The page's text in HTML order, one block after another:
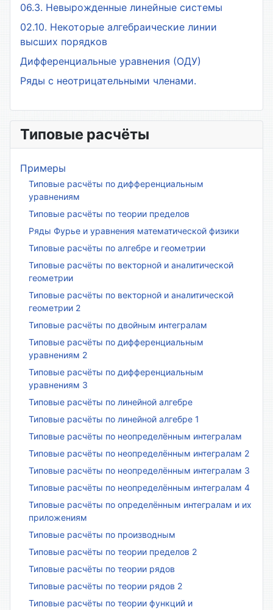
06.3. Невырожденные линейные системы
02.10. Некоторые алгебраические линии
высших порядков
Дифференциальные уравнения (ОДУ)
Ряды с неотрицательными членами.
Типовые расчёты
Примеры
Типовые расчёты по дифференциальным
уравнениям
Типовые расчёты по теории пределов
Ряды Фурье и уравнения математической физики
Типовые расчёты по алгебре и геометрии
Типовые расчёты по векторной и аналитической
геометрии
Типовые расчёты по векторной и аналитической
геометрии 2
Типовые расчёты по двойным интегралам
Типовые расчёты по дифференциальным
уравнениям 2
Типовые расчёты по дифференциальным
уравнениям 3
Типовые расчёты по линейной алгебре
Типовые расчёты по линейной алгебре 1
Типовые расчёты по неопределённым интегралам
Типовые расчёты по неопределённым интегралам 2
Типовые расчёты по неопределённым интегралам 3
Типовые расчёты по неопределённым интегралам 4
Типовые расчёты по определённым интегралам и их
приложениям
Типовые расчёты по производным
Типовые расчёты по теории пределов 2
Типовые расчёты по теории рядов
Типовые расчёты по теории рядов 2
Типовые расчёты по теории функций и